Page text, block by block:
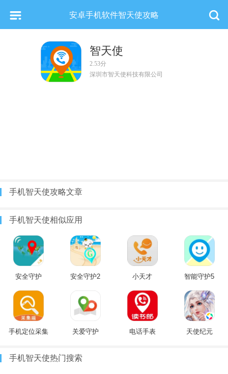
安卓手机软件智天使攻略
智天使
2.53分
深圳市智天使科技有限公司
手机智天使攻略文章
手机智天使相似应用
安全守护 安全守护2 小天才 智能守护5
手机定位采集 关爱守护 电话手表 天使纪元
手机智天使热门搜索